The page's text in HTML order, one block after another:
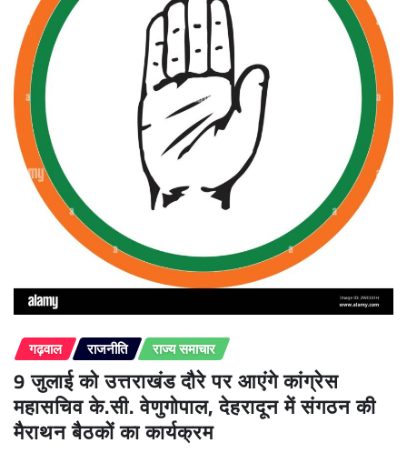
गढ़वाल राजनीति राज्य समाचार
9 जुलाई को उत्तराखंड दौरे पर आएंगे कांग्रेस
महासचिव के.सी. वेणुगोपाल, देहरादून में संगठन की
मैराथन बैठकों का कार्यक्रम